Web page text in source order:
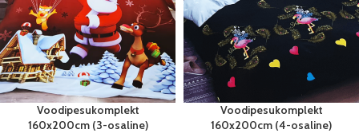
Voodipesukomplekt
160x200cm (3-osaline)
Voodipesukomplekt
160x200cm (4-osaline)